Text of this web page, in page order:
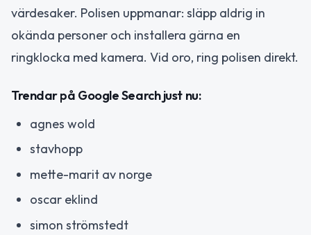
värdesaker. Polisen uppmanar: släpp aldrig in
okända personer och installera gärna en
ringklocka med kamera. Vid oro, ring polisen direkt.
Trendar på Google Search just nu:
agnes wold
stavhopp
mette-marit av norge
oscar eklind
simon strömstedt